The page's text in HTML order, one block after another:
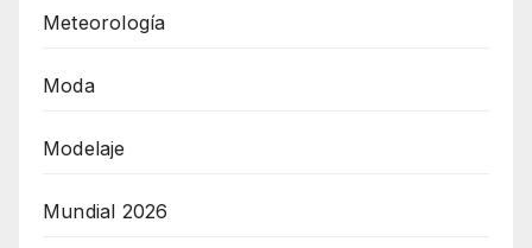
Meteorología
Moda
Modelaje
Mundial 2026